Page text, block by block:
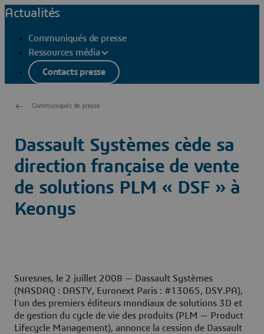
Actualités
Communiqués de presse
Ressources média
Contacts presse
Communiqués de presse
Dassault Systèmes cède sa
direction française de vente
de solutions PLM « DSF » à
Keonys
Suresnes, le 2 juillet 2008 — Dassault Systèmes
(NASDAQ : DASTY, Euronext Paris : #13065, DSY.PA),
l’un des premiers éditeurs mondiaux de solutions 3D et
de gestion du cycle de vie des produits (PLM — Product
Lifecycle Management), annonce la cession de Dassault